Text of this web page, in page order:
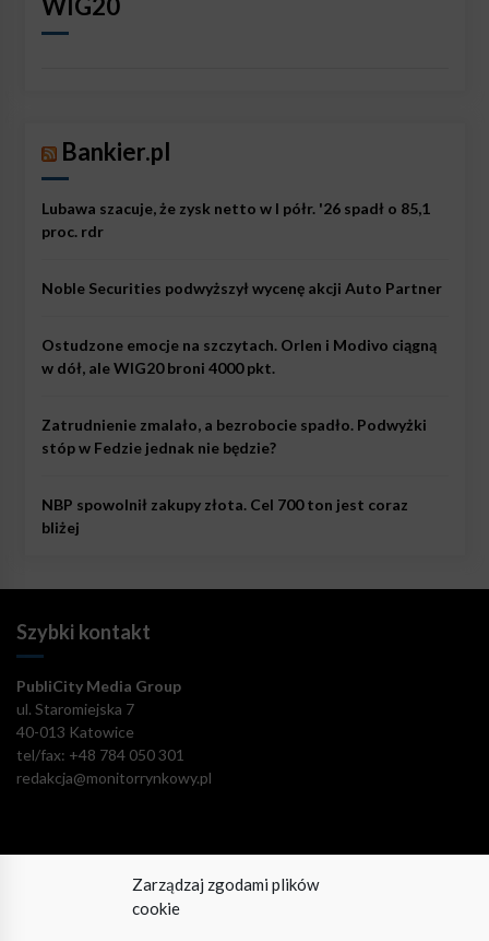
Zarządzaj zgodami plików
cookie
WIG20
Bankier.pl
Lubawa szacuje, że zysk netto w I półr. '26 spadł o 85,1
proc. rdr
Noble Securities podwyższył wycenę akcji Auto Partner
Ostudzone emocje na szczytach. Orlen i Modivo ciągną
w dół, ale WIG20 broni 4000 pkt.
Zatrudnienie zmalało, a bezrobocie spadło. Podwyżki
stóp w Fedzie jednak nie będzie?
NBP spowolnił zakupy złota. Cel 700 ton jest coraz
bliżej
Szybki kontakt
PubliCity Media Group
ul. Staromiejska 7
40-013 Katowice
tel/fax: +48 784 050 301
redakcja@monitorrynkowy.pl
Pozostańmy w kontakcie!